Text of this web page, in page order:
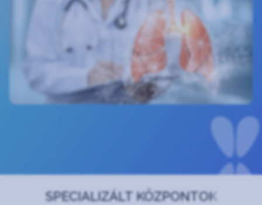
SPECIALIZÁLT KÖZPONTOK